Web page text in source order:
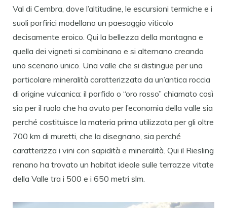
Val di Cembra, dove l’altitudine, le escursioni termiche e i
suoli porfirici modellano un paesaggio viticolo
decisamente eroico. Qui la bellezza della montagna e
quella dei vigneti si combinano e si alternano creando
uno scenario unico. Una valle che si distingue per una
particolare mineralità caratterizzata da un’antica roccia
di origine vulcanica: il porfido o “oro rosso” chiamato così
sia per il ruolo che ha avuto per l’economia della valle sia
perché costituisce la materia prima utilizzata per gli oltre
700 km di muretti, che la disegnano, sia perché
caratterizza i vini con sapidità e mineralità. Qui il Riesling
renano ha trovato un habitat ideale sulle terrazze vitate
della Valle tra i 500 e i 650 metri slm.